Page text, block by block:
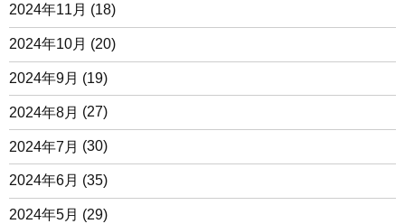
2024年11月 (18)
2024年10月 (20)
2024年9月 (19)
2024年8月 (27)
2024年7月 (30)
2024年6月 (35)
2024年5月 (29)